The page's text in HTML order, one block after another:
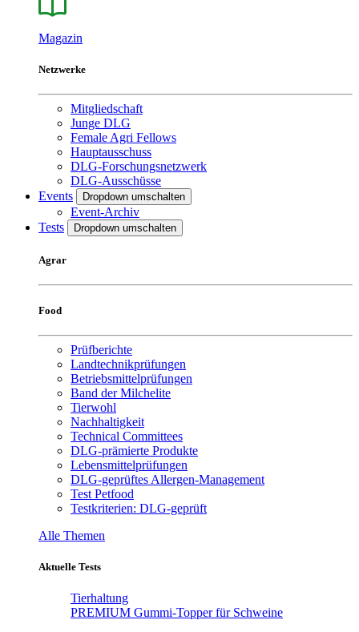
Magazin
Netzwerke
Mitgliedschaft
Junge DLG
Female Agri Fellows
Hauptausschuss
DLG-Forschungsnetzwerk
DLG-Ausschüsse
Events
Dropdown umschalten
Event-Archiv
Tests
Dropdown umschalten
Agrar
Food
Prüfberichte
Landtechnikprüfungen
Betriebsmittelprüfungen
Band der Milchelite
Tierwohl
Nachhaltigkeit
Technical Committees
DLG-prämierte Produkte
Lebensmittelprüfungen
DLG-geprüftes Allergen-Management
Test Petfood
Testkriterien: DLG-geprüft
Alle Themen
Aktuelle Tests
Tierhaltung
PREMIUM Gummi-Topper für Schweine